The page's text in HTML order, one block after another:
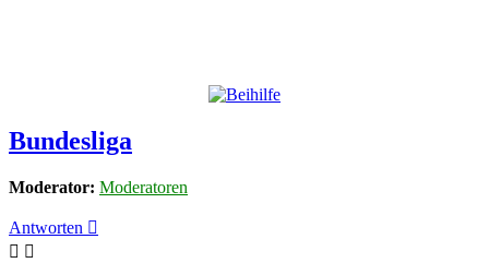
Bundesliga
Moderator: Moderatoren
Antworten